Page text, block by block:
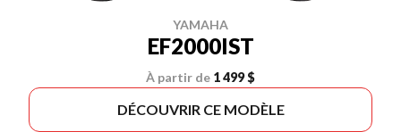
YAMAHA
EF2000IST
À partir de 1 499 $
DÉCOUVRIR CE MODÈLE